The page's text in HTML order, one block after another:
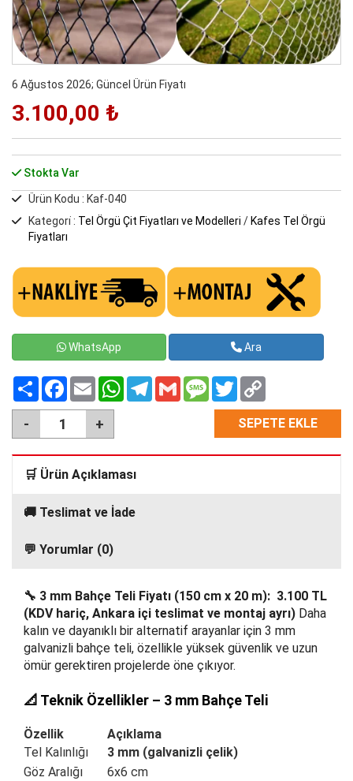
6 Ağustos 2026; Güncel Ürün Fiyatı
3.100,00 ₺
Stokta Var
Ürün Kodu : Kaf-040
Kategori̇ : Tel Örgü Çit Fiyatları ve Modelleri / Kafes Tel Örgü
Fiyatları
WhatsApp Ara
PaylaşFacebook
Email WhatsAppTelegram
Gmail MessageTwitter
SEPETE EKLE
🛒 Ürün Açıklaması
🚚 Teslimat ve İade
💬 Yorumlar (0)
🔧 3 mm Bahçe Teli Fiyatı (150 cm x 20 m): 3.100 TL
(KDV hariç, Ankara içi teslimat ve montaj ayrı) Daha
kalın ve dayanıklı bir alternatif arayanlar için 3 mm
galvanizli bahçe teli, özellikle yüksek güvenlik ve uzun
ömür gerektiren projelerde öne çıkıyor.
📐 Teknik Özellikler – 3 mm Bahçe Teli
Özellik
Açıklama
Tel Kalınlığı
3 mm (galvanizli çelik)
Göz Aralığı
6x6 cm